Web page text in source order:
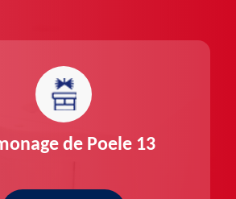
de Poele 13